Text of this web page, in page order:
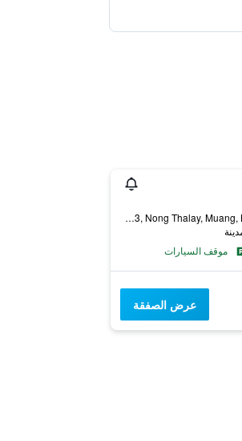
50 Moo 3, Nong Thalay, Muang, Ban Khlong Muang, تايلاند
موقف السيارات
عرض الصفقة